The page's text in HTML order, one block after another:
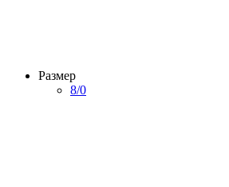
Размер
8/0